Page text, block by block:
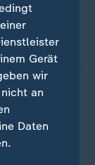
Armut
bekannt.
zählte
Gerät
wir
an
Daten